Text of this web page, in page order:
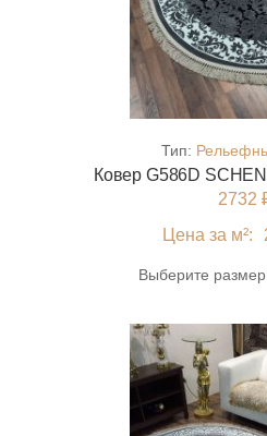
Тип:
Ковер G586D
2732
Цена за м²:
Выберите